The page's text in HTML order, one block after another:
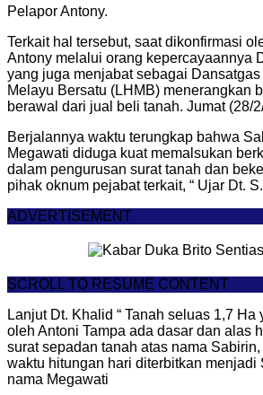
Pelapor Antony.
Terkait hal tersebut, saat dikonfirmasi
Antony melalui orang kepercayaannya
yang juga menjabat sebagai
Melayu Bersatu (LHMB) menerangkan
berawal dari jual beli tanah. Jumat (28/
Berjalannya waktu terungkap bahwa
Megawati diduga kuat memalsukan
dalam pengurusan surat tanah dan
pihak oknum pejabat terkait, “ Ujar Dt.
ADVERTISEMENT
SCROLL TO RESUME CONTENT
Lanjut Dt. Khalid “ Tanah seluas 1,7
oleh Antoni Tampa ada dasar dan alas
surat sepadan tanah atas nama
waktu hitungan hari diterbitkan menjadi
nama Megawati